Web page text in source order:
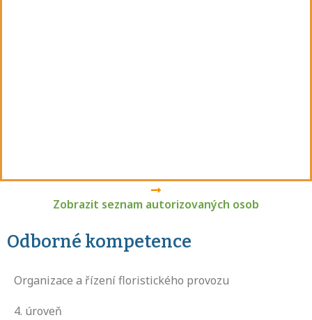
Zobrazit seznam autorizovaných osob
Odborné kompetence
Organizace a řízení floristického provozu
4. úroveň